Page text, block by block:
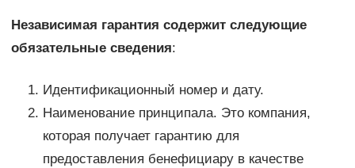
Независимая гарантия содержит следующие
обязательные сведения:
Идентификационный номер и дату.
Наименование принципала. Это компания,
которая получает гарантию для
предоставления бенефициару в качестве